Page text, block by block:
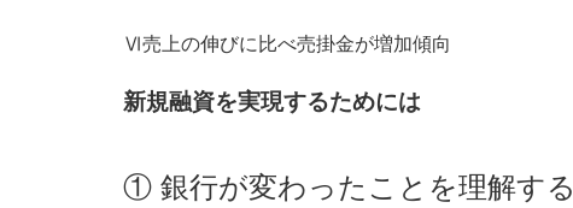
Ⅵ売上の伸びに比べ売掛金が増加傾向
新規融資を実現するためには
① 銀行が変わったことを理解する